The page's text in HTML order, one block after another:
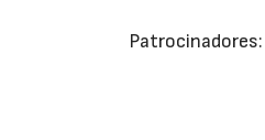
Patrocinadores: